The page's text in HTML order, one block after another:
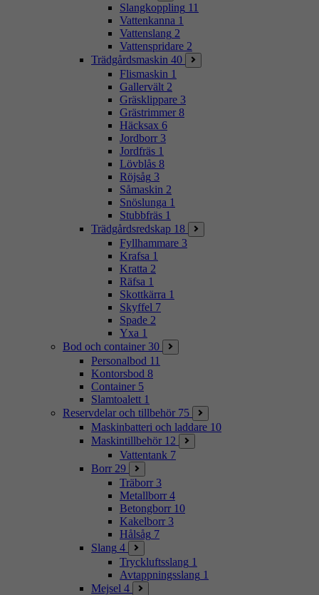
Slangkoppling 11
Vattenkanna 1
Vattenslang 2
Vattenspridare 2
Trädgårdsmaskin 40
Flismaskin 1
Gallervält 2
Gräsklippare 3
Grästrimmer 8
Häcksax 6
Jordborr 3
Jordfräs 1
Lövblås 8
Röjsåg 3
Såmaskin 2
Snöslunga 1
Stubbfräs 1
Trädgårdsredskap 18
Fyllhammare 3
Krafsa 1
Kratta 2
Räfsa 1
Skottkärra 1
Skyffel 7
Spade 2
Yxa 1
Bod och container 30
Personalbod 11
Kontorsbod 8
Container 5
Slamtoalett 1
Reservdelar och tillbehör 75
Maskinbatteri och laddare 10
Maskintillbehör 12
Vattentank 7
Borr 29
Träborr 3
Metallborr 4
Betongborr 10
Kakelborr 3
Hålsåg 7
Slang 4
Tryckluftsslang 1
Avtappningsslang 1
Mejsel 4